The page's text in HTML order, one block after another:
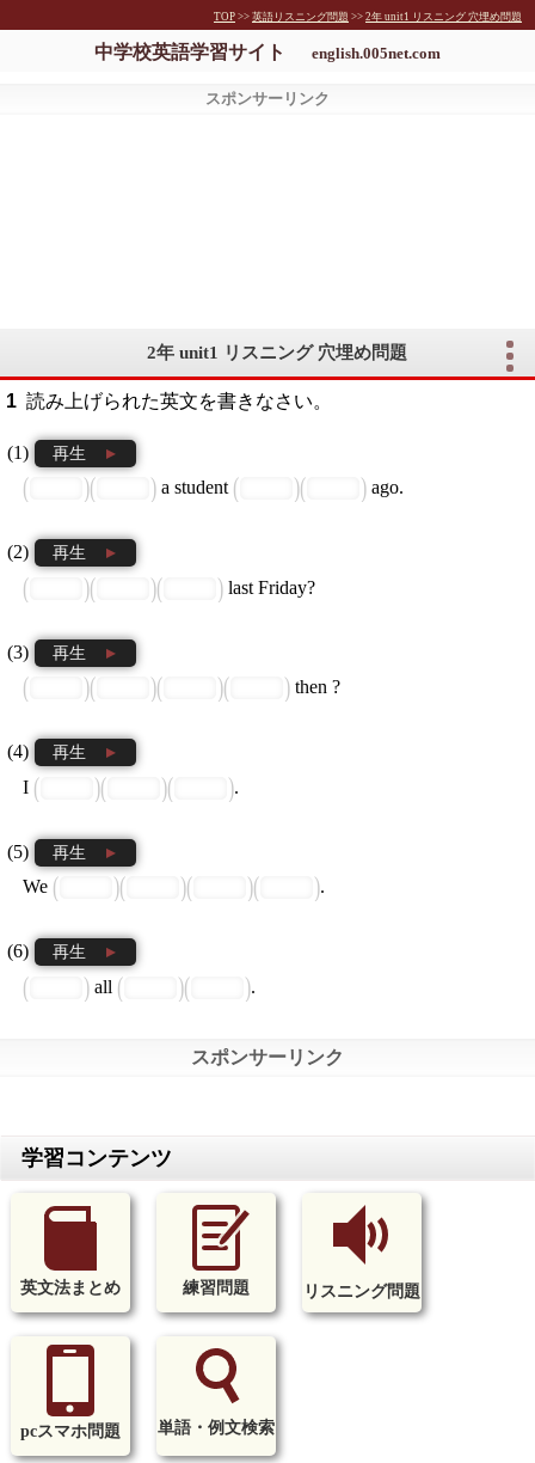
TOP >> 英語リスニング問題 >> 2年 unit1 リスニング 穴埋め問題
中学校英語学習サイト english.005net.com
2年 unit1 リスニング 穴埋め問題
読み上げられた英文を書きなさい。
再生
a student ago.
再生
last Friday?
再生
then ?
再生
I .
再生
We .
再生
all .
英文法まとめ 練習問題 リスニング問題
pcスマホ問題 単語・例文検索